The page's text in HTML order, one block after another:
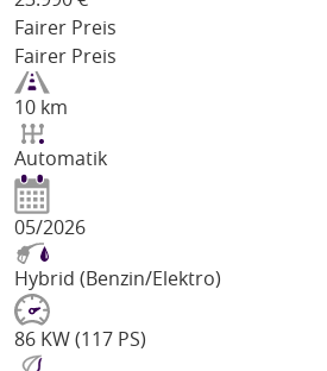
Fairer Preis
Fairer Preis
10 km
Automatik
05/2026
Hybrid (Benzin/Elektro)
86 KW (117 PS)